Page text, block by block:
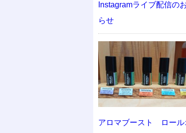
Instagramライブ配信の
らせ
アロマブースト ロール